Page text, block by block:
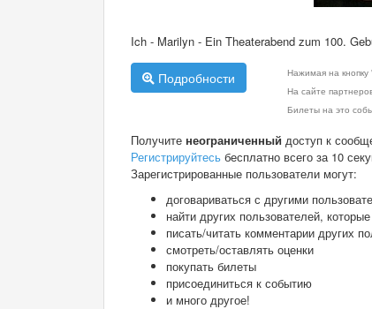
Ich - Marilyn - Ein Theaterabend zum 100.
Подробности
Нажимая на кнопку
На сайте
Билеты на это
Получите неограниченный доступ к
Регистрируйтесь бесплатно всего за 10
Зарегистрированные пользователи могут:
договариваться с другими
найти других пользователей,
писать/читать комментарии других
смотреть/оставлять оценки
покупать билеты
присоединиться к событию
и много другое!